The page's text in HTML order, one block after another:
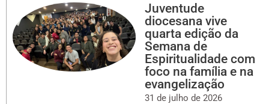
Juventude
diocesana vive
quarta edição da
Semana de
Espiritualidade com
foco na família e na
evangelização
31 de julho de 2026